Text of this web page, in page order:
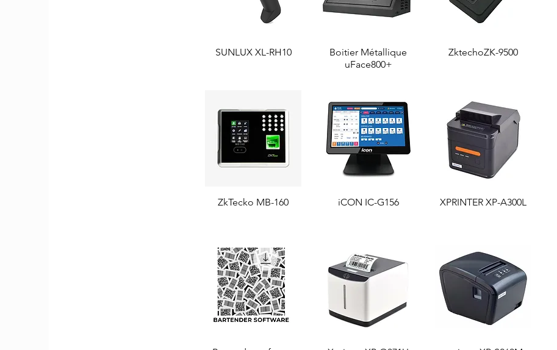
Aperçu rapide
SUNLUX XL-RH10 Aperçu rapide
Boitier Métallique
uFace800+
Aperçu rapide
ZktechoZK-9500
Aperçu rapide
ZkTecko MB-160 Aperçu rapide
iCON IC-G156 Aperçu rapide
XPRINTER XP-A300L